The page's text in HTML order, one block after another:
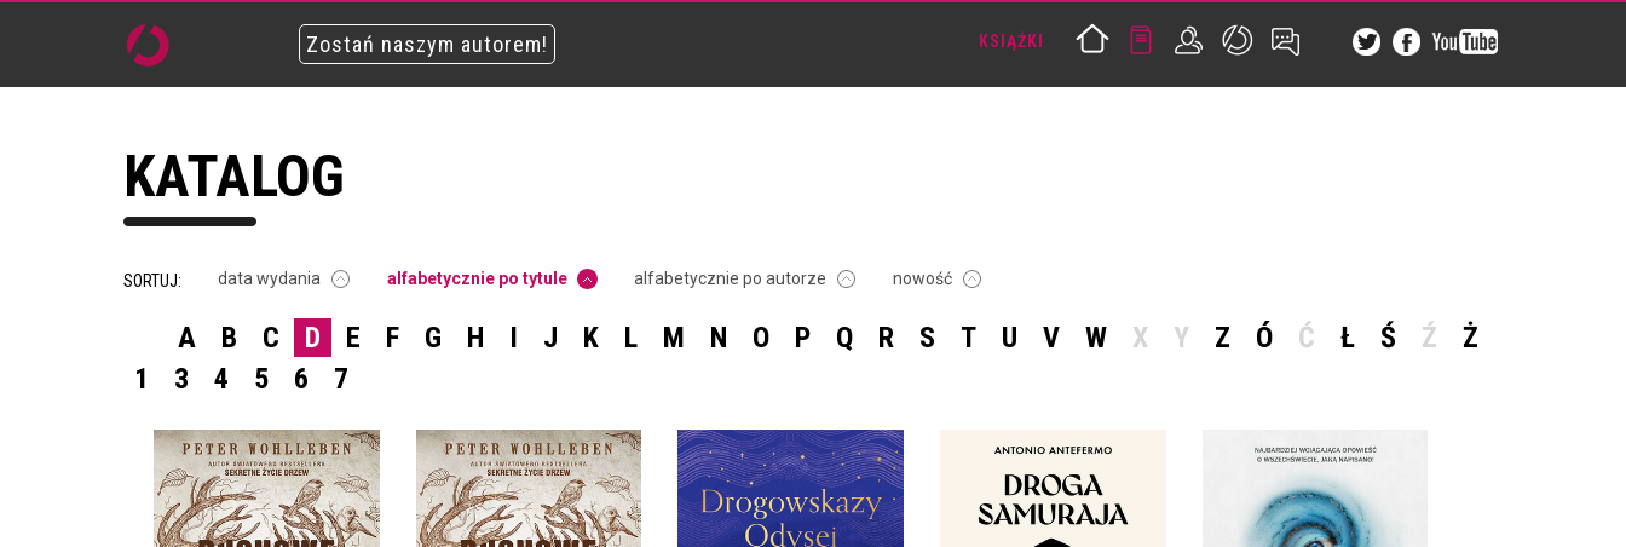
Zostań naszym autorem! KSIĄŻKI
KATALOG
SORTUJ: data wydania alfabetycznie po tytule alfabetycznie po autorze nowość
A B C D E F G H I J K L M N O P Q R S T U V W X Y Z Ó Ć Ł Ś Ź
Ż
1
3 4 5 6 7
DUCHOWE ŻYCIE
7 PONADCZASOWYCH
LEKCJI O
WYTRWAŁOŚCI,
TOŻSAMOŚCI I
DROGA SAMURAJA. JAK
ZASADY WOJOWNIKÓW
UWOLNIĄ CIĘ OD
DROGA MLECZNA.